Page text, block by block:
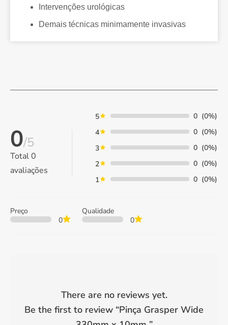
Intervenções urológicas
Demais técnicas minimamente invasivas
0/5
Total0
avaliações
5 0 (0%)
4
0 (0%)
3
0 (0%)
2
0 (0%)
1
0 (0%)
Preço
0
Qualidade
0
There are no reviews yet.
Be the first to review “Pinça Grasper Wide